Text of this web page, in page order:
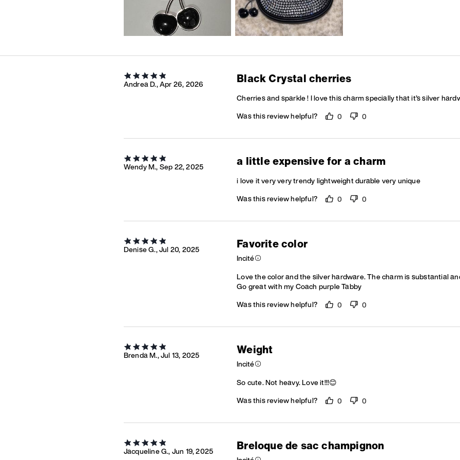
Andrea D., Apr 26, 2026 Black Crystal cherries
Cherries and sparkle ! I love this charm specially that it’s silver
Was this review helpful?
0 0
Wendy M., Sep 22, 2025 a little expensive for a charm
i love it very very trendy lightweight durable very unique
Was this review helpful?
0 0
Denise G., Jul 20, 2025 Favorite color
Incité
Love the color and the silver hardware. The charm is substantial
Go great with my Coach purple Tabby
Was this review helpful?
0 0
Brenda M., Jul 13, 2025 Weight
Incité
So cute. Not heavy. Love it!!!😊
Was this review helpful?
0 0
Jacqueline G., Jun 19, 2025 Breloque de sac champignon